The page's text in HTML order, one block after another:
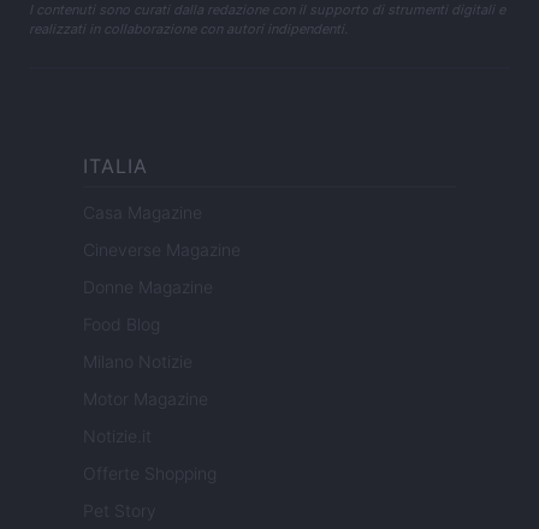
I contenuti sono curati dalla redazione con il supporto di strumenti digitali e
realizzati in collaborazione con autori indipendenti.
ITALIA
Casa Magazine
Cineverse Magazine
Donne Magazine
Food Blog
Milano Notizie
Motor Magazine
Notizie.it
Offerte Shopping